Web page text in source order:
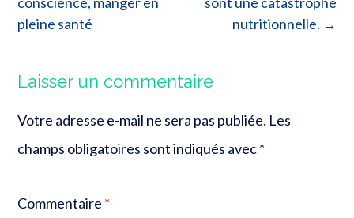
nutritionnelle. →
pleine santé
Laisser un commentaire
Votre adresse e-mail ne sera pas publiée. Les
champs obligatoires sont indiqués avec*
Commentaire *